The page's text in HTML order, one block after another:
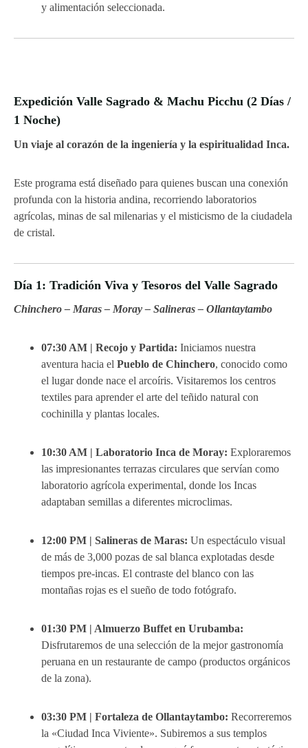
y alimentación seleccionada.
Expedición Valle Sagrado & Machu Picchu (2 Días /
1 Noche)
Un viaje al corazón de la ingeniería y la espiritualidad Inca.
Este programa está diseñado para quienes buscan una conexión
profunda con la historia andina, recorriendo laboratorios
agrícolas, minas de sal milenarias y el misticismo de la ciudadela
de cristal.
Día 1: Tradición Viva y Tesoros del Valle Sagrado
Chinchero – Maras – Moray – Salineras – Ollantaytambo
07:30 AM | Recojo y Partida: Iniciamos nuestra
aventura hacia el Pueblo de Chinchero, conocido como
el lugar donde nace el arcoíris. Visitaremos los centros
textiles para aprender el arte del teñido natural con
cochinilla y plantas locales.
10:30 AM | Laboratorio Inca de Moray: Exploraremos
las impresionantes terrazas circulares que servían como
laboratorio agrícola experimental, donde los Incas
adaptaban semillas a diferentes microclimas.
12:00 PM | Salineras de Maras: Un espectáculo visual
de más de 3,000 pozas de sal blanca explotadas desde
tiempos pre-incas. El contraste del blanco con las
montañas rojas es el sueño de todo fotógrafo.
01:30 PM | Almuerzo Buffet en Urubamba:
Disfrutaremos de una selección de la mejor gastronomía
peruana en un restaurante de campo (productos orgánicos
de la zona).
03:30 PM | Fortaleza de Ollantaytambo: Recorreremos
la «Ciudad Inca Viviente». Subiremos a sus templos